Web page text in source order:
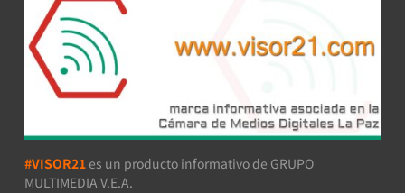
#VISOR21 es un producto informativo de GRUPO
MULTIMEDIA V.E.A.